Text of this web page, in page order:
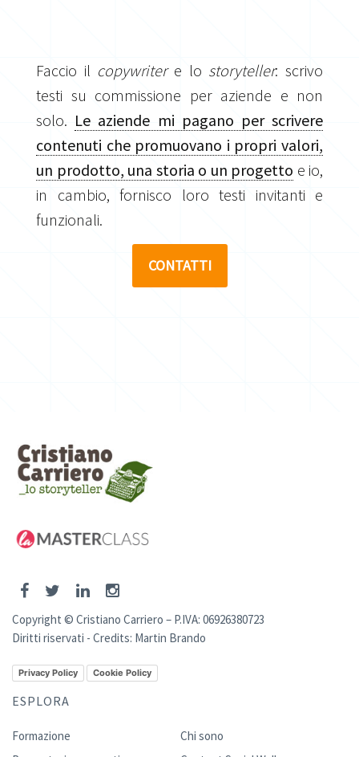
Faccio il copywritere lo storyteller: scrivo
testi su commissione per aziende e non
solo. Le aziende mi pagano per scrivere
contenuti che promuovano i propri valori,
un prodotto, una storia o un progetto e io,
in cambio, fornisco loro testi invitanti e
funzionali.
CONTATTI
Copyright © Cristiano Carriero – P.IVA: 06926380723
Diritti riservati - Credits: Martin Brando
Privacy Policy Cookie Policy
ESPLORA
Formazione
Chi sono